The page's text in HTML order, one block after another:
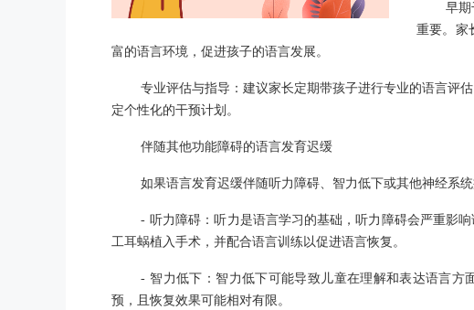
早期
重要。家
富的语言环境，促进孩子的语言发展。
专业评估与指导：建议家长定期带孩子进行专业的语言评
定个性化的干预计划。
伴随其他功能障碍的语言发育迟缓
如果语言发育迟缓伴随听力障碍、智力低下或其他神经系
- 听力障碍：听力是语言学习的基础，听力障碍会严重影
工耳蜗植入手术，并配合语言训练以促进语言恢复。
- 智力低下：智力低下可能导致儿童在理解和表达语言
预，且恢复效果可能相对有限。